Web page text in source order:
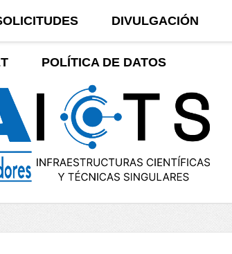
DIVULGACIÓN
POLÍTICA DE DATOS